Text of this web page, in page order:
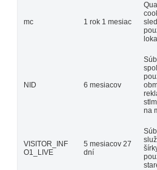
mc 1 rok 1 mesiac
NID 6 mesiacov
na
VISITOR_INF
O1_LIVE
5 mesiacov 27
dní